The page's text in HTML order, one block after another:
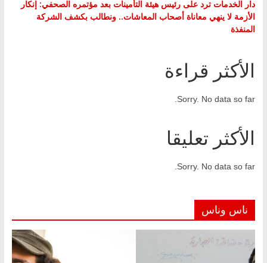
دار الخدمات ترد على رئيس هيئة التأمينات بعد مؤتمره الصحفي: إنكار
الأزمة لا ينهي معاناة أصحاب المعاشات.. ونطالب بكشف الشركة
المنفذة
الأكثر قراءة
Sorry. No data so far.
الأكثر تعليقا
Sorry. No data so far.
ناس وناس